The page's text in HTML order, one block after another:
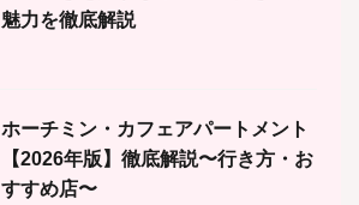
魅力を徹底解説
ホーチミン・カフェアパートメント
【2026年版】徹底解説〜行き方・お
すすめ店〜